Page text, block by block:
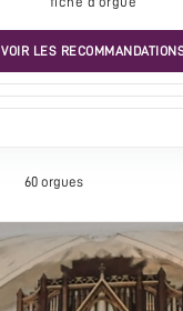
VOIR LES
60 orgues